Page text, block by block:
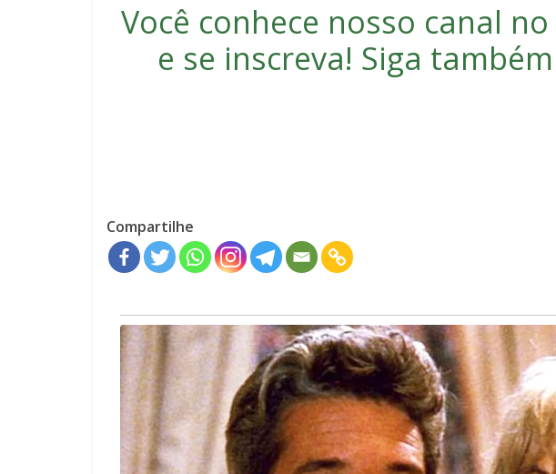
Você conhece nosso canal no
e se inscreva! Siga
Compartilhe